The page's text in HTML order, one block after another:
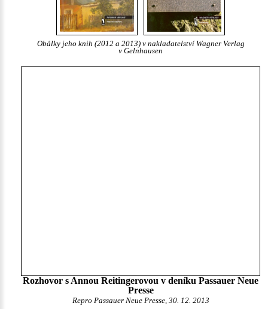
Obálky jeho knih (2012 a 2013) v nakladatelství Wagner Verlag
v Gelnhausen
Rozhovor s Annou Reitingerovou v deníku Passauer Neue
Presse
Repro Passauer Neue Presse, 30. 12. 2013